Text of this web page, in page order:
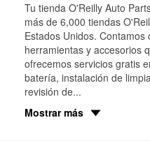
Tu tienda O'Reilly Auto
más de 6,000 tiendas
Estados Unidos.
herramientas y accesorios
ofrecemos servicios gratis
batería, instalación de
revisión de...
Mostrar más